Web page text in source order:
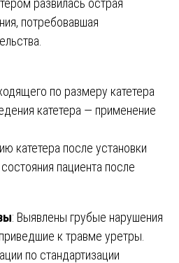
потребовавшая
по размеру катетера
катетера — применение
катетера после установки
пациента после
: Выявлены грубые нарушения
к травме уретры.
по стандартизации